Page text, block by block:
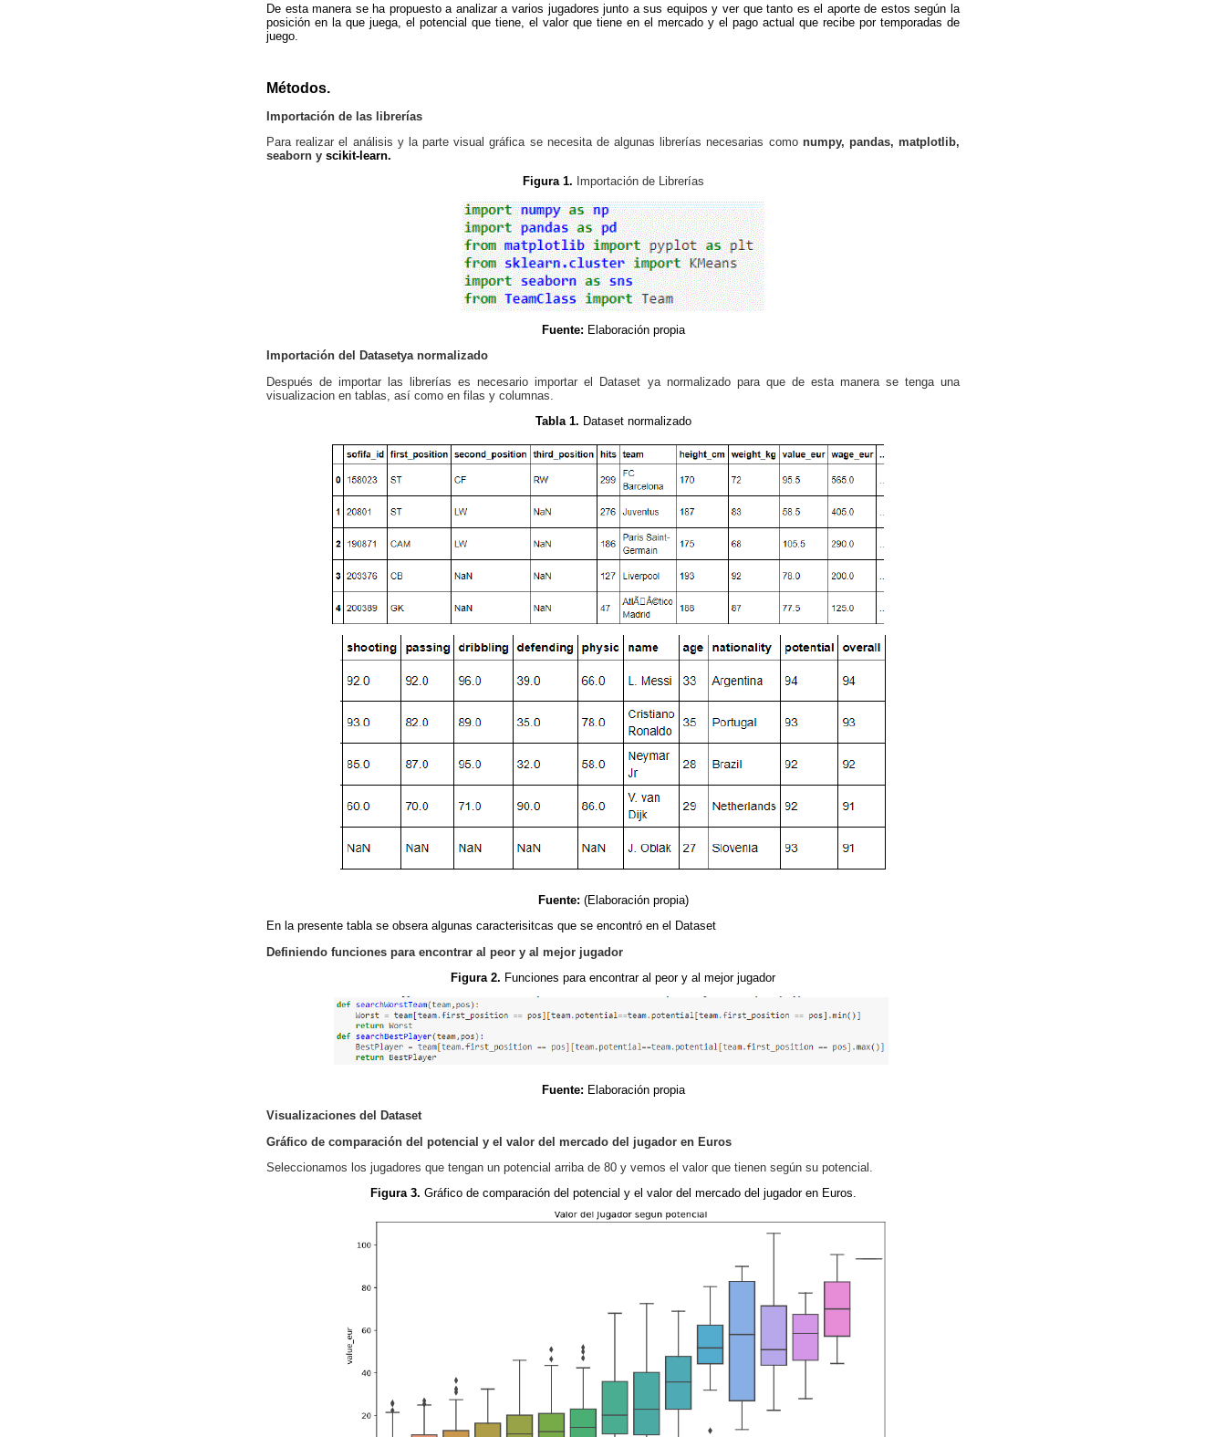
De esta manera se ha propuesto a analizar a varios jugadores junto a sus equipos y ver que tanto es el aporte de estos según la
posición en la que juega, el potencial que tiene, el valor que tiene en el mercado y el pago actual que recibe por temporadas de
juego.
Métodos.
Importación de las librerías
Para realizar el análisis y la parte visual gráfica se necesita de algunas librerías necesarias como numpy, pandas, matplotlib,
seaborn y scikit-learn.
Figura 1. Importación de Librerías
Fuente: Elaboración propia
Importación del Datasetya normalizado
Después de importar las librerías es necesario importar el Dataset ya normalizado para que de esta manera se tenga una
visualizacion en tablas, así como en filas y columnas.
Tabla 1. Dataset normalizado
Fuente: (Elaboración propia)
En la presente tabla se obsera algunas caracterisitcas que se encontró en el Dataset
Definiendo funciones para encontrar al peor y al mejor jugador
Figura 2. Funciones para encontrar al peor y al mejor jugador
Fuente: Elaboración propia
Visualizaciones del Dataset
Gráfico de comparación del potencial y el valor del mercado del jugador en Euros
Seleccionamos los jugadores que tengan un potencial arriba de 80 y vemos el valor que tienen según su potencial.
Figura 3. Gráfico de comparación del potencial y el valor del mercado del jugador en Euros.